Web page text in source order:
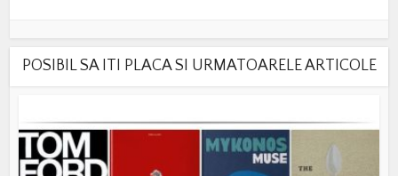
POSIBIL SA ITI PLACA SI URMATOARELE ARTICOLE